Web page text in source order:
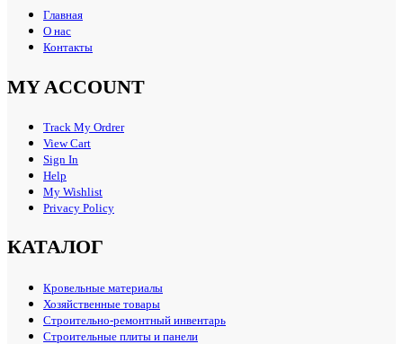
Главная
О нас
Контакты
MY ACCOUNT
Track My Ordrer
View Cart
Sign In
Help
My Wishlist
Privacy Policy
КАТАЛОГ
Кровельные материалы
Хозяйственные товары
Строительно-ремонтный инвентарь
Строительные плиты и панели